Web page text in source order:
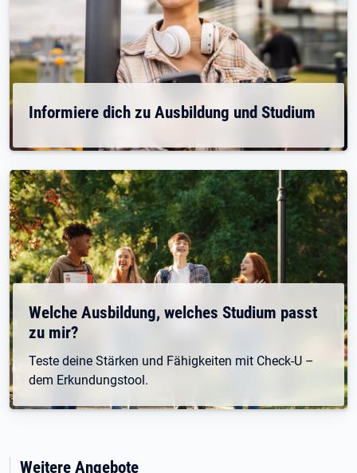
Informiere dich zu Ausbildung und Studium
Welche Ausbildung, welches Studium passt
zu mir?
Teste deine Stärken und Fähigkeiten mit Check-U –
dem Erkundungstool.
Weitere Angebote